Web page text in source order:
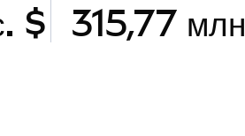
$ 315,77 млн